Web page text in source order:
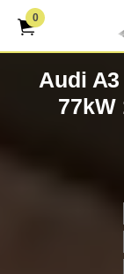
0
Audi A3
77kW